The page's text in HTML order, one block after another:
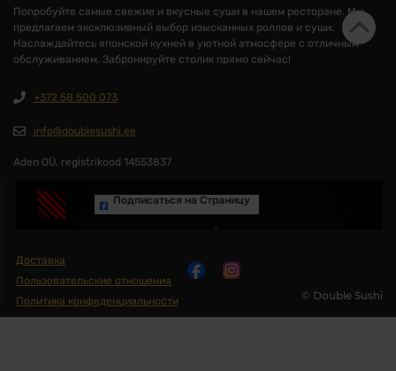
Попробуйте самые свежие и вкусные суши в нашем ресторане. Мы
предлагаем эксклюзивный выбор изысканных роллов и суши.
Наслаждайтесь японской кухней в уютной атмосфере с отличным
обслуживанием. Забронируйте столик прямо сейчас!
+372 58 500 073
info@doublesushi.ee
Aden OÜ, registrikood 14553837
Подписаться на Cтраницу
Доставка
Пользовательские отношения
Политика конфеденциальности
© Double Sushi